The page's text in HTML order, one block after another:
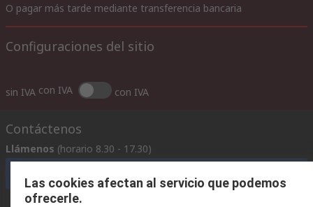
O pagar más tarde mediante transferencia bancaria
Configuraciones del sitio
sin IVA con IVA con IVA
Contáctenos
Llámenos (horario 8.30 - 17.30)
Las cookies afectan al servicio que podemos
ofrecerle.